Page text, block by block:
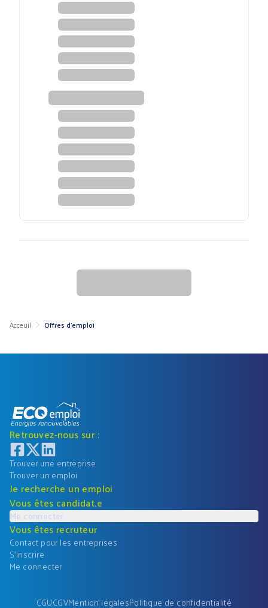
Acceuil Offres d'emploi
Retrouvez-nous sur :
Trouver une entreprise
Trouver un emploi
Je recherche un emploi
Vous êtes candidat.e
Me connecter
Vous êtes recruteur
Contact pour les entreprises
S'inscrire
Me connecter
CGUCGVMention légalesPolitique de confidentialité